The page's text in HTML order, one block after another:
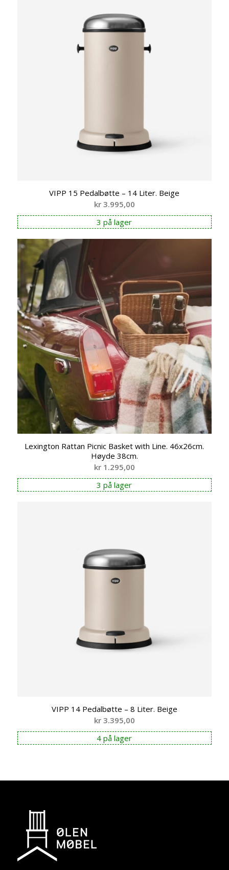
VIPP 15 Pedalbøtte – 14 Liter. Beige
kr3.995,00
3 på lager
Lexington Rattan Picnic Basket with Line. 46x26cm.
Høyde 38cm.
kr1.295,00
3 på lager
VIPP 14 Pedalbøtte – 8 Liter. Beige
kr3.395,00
4 på lager